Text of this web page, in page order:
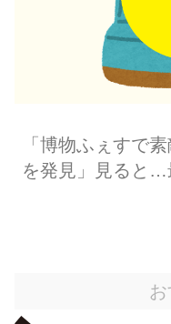
「博物ふぇすで
を発見」見ると…